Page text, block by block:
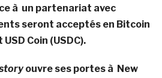
à un partenariat avec
seront acceptés en Bitcoin
Coin (USDC).
ouvre ses portes à New